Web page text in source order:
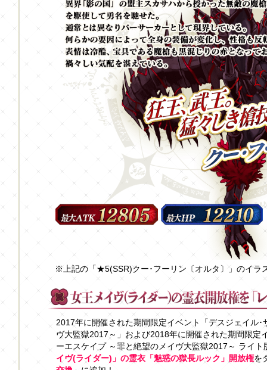
※上記の「★5(SSR)クー･フーリン〔オルタ〕」のイラ
2017年に開催された期間限定イベント「デスジェイル
ヴ大監獄2017～」および2018年に開催された期間限定
ーエスケイプ ～罪と絶望のメイヴ大監獄2017～ ライト
イヴ(ライダー)」の霊衣「魅惑の獄長ルック」開放権を